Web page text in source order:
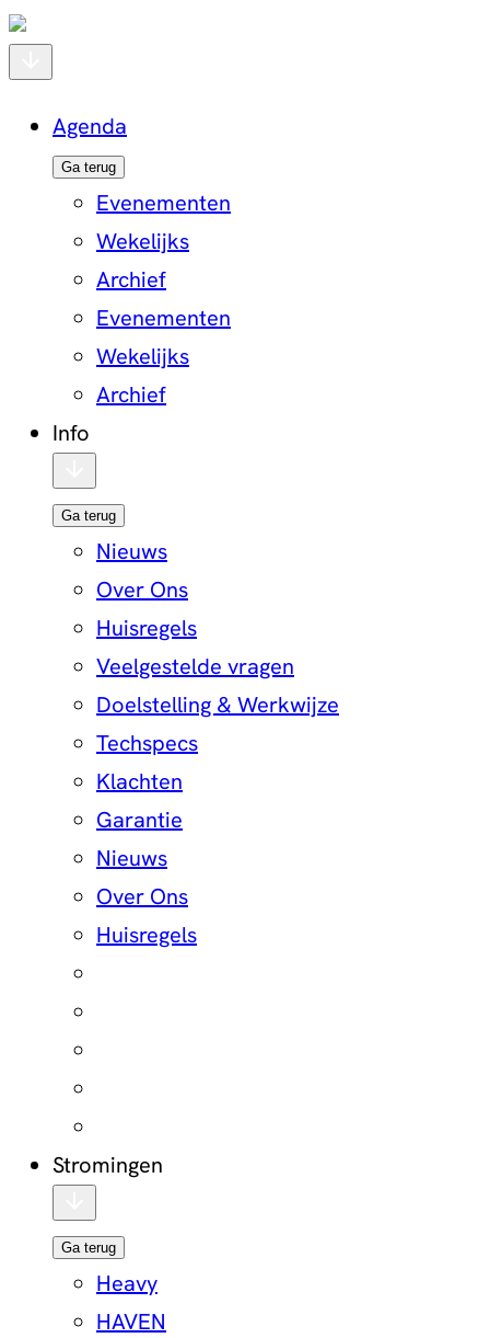
Agenda
Ga terug
Evenementen
Wekelijks
Archief
Evenementen
Wekelijks
Archief
Info
Ga terug
Nieuws
Over Ons
Huisregels
Veelgestelde vragen
Doelstelling & Werkwijze
Techspecs
Klachten
Garantie
Nieuws
Over Ons
Huisregels
Stromingen
Ga terug
Heavy
HAVEN